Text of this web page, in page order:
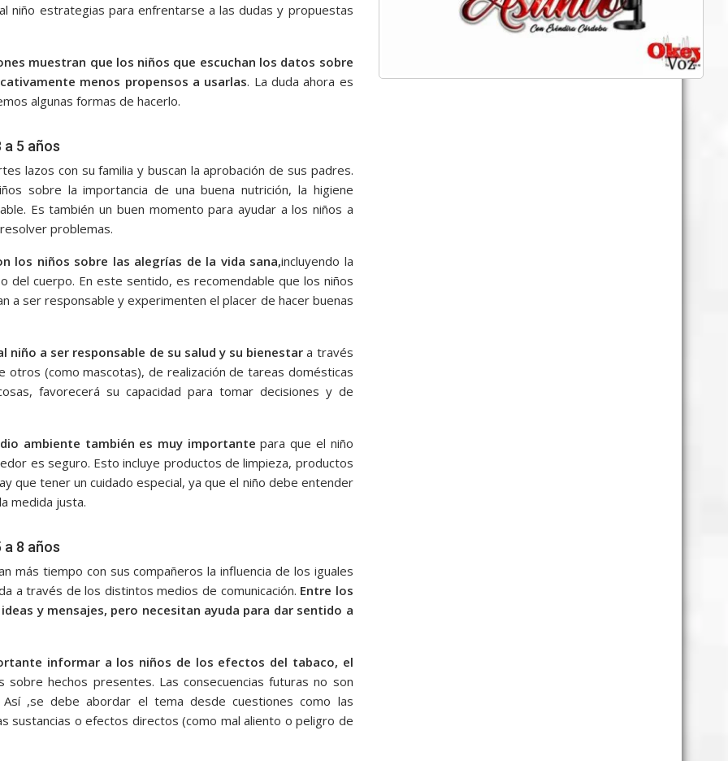
niño estrategias para enfrentarse a las dudas y propuestas
muestran que los niños que escuchan los datos sobre
menos propensos a usarlas. La duda ahora es
algunas formas de hacerlo.
5 años
lazos con su familia y buscan la aprobación de sus padres.
sobre la importancia de una buena nutrición, la higiene
Es también un buen momento para ayudar a los niños a
problemas.
los niños sobre las alegrías de la vida sana,incluyendo la
del cuerpo. En este sentido, es recomendable que los niños
a ser responsable y experimenten el placer de hacer buenas
niño a ser responsable de su salud y su bienestar a través
otros (como mascotas), de realización de tareas domésticas
favorecerá su capacidad para tomar decisiones y de
ambiente también es muy importantepara que el niño
es seguro. Esto incluye productos de limpieza, productos
que tener un cuidado especial, ya que el niño debe entender
medida justa.
8 años
más tiempo con sus compañeros la influencia de los iguales
a través de los distintos medios de comunicación. Entre los
y mensajes, pero necesitan ayuda para dar sentido a
informar a los niños de los efectos del tabaco, el
sobre hechos presentes. Las consecuencias futuras no son
,se debe abordar el tema desde cuestiones como las
sustancias o efectos directos (como mal aliento o peligro de